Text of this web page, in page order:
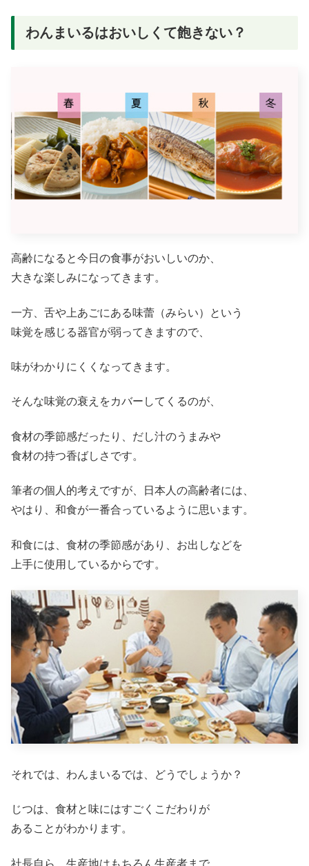
わんまいるはおいしくて飽きない？
高齢になると今日の食事がおいしいのか、
大きな楽しみになってきます。
一方、舌や上あごにある味蕾（みらい）という
味覚を感じる器官が弱ってきますので、
味がわかりにくくなってきます。
そんな味覚の衰えをカバーしてくるのが、
食材の季節感だったり、だし汁のうまみや
食材の持つ香ばしさです。
筆者の個人的考えですが、日本人の高齢者には、
やはり、和食が一番合っているように思います。
和食には、食材の季節感があり、お出しなどを
上手に使用しているからです。
それでは、わんまいるでは、どうでしょうか？
じつは、食材と味にはすごくこだわりが
あることがわかります。
社長自ら、生産地はもちろん生産者まで、